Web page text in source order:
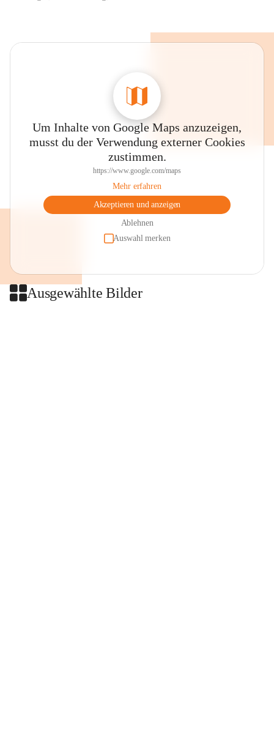
Um Inhalte von Google Maps anzuzeigen,
musst du der Verwendung externer Cookies
zustimmen.
https://www.google.com/maps
Mehr erfahren
Akzeptieren und anzeigen
Ablehnen
Auswahl merken
Ausgewählte Bilder